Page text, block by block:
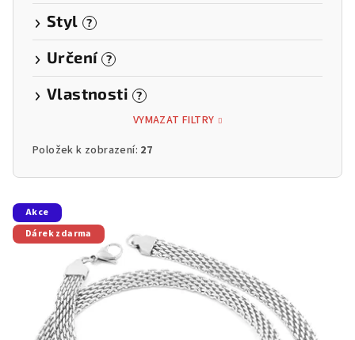
Styl ?
Určení ?
Vlastnosti ?
VYMAZAT FILTRY
Položek k zobrazení: 27
V
ý
p
Akce
Dárek zdarma